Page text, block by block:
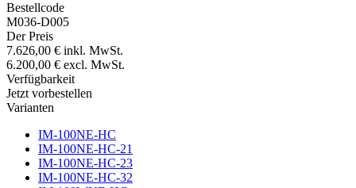
Bestellcode
M036-D005
Der Preis
7.626,00 € inkl. MwSt.
6.200,00 € excl. MwSt.
Verfügbarkeit
Jetzt vorbestellen
Varianten
IM-100NE-HC
IM-100NE-HC-21
IM-100NE-HC-23
IM-100NE-HC-32